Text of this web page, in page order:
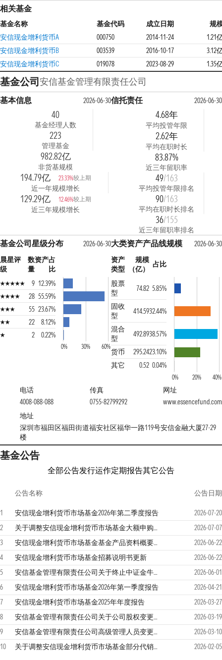
相关基金
基金名称 基金代码 成立日期
规
安信现金增利货币A
000750 2014-11-24
1.21
安信现金增利货币B
003539 2016-10-17
3.12
安信现金增利货币C
019078 2023-08-29 1.35
基金公司安信基金管理有限责任公司
基本信息 2026-06-30
40
基金经理人数
223
管理基金
982.82亿
非货基规模
194.79亿 23.33%较上期
近一年规模增长
129.29亿 12.46%较上期
近三年规模增长
信托责任 2026-06-30
4.68年
平均投管年限
2.62年
平均在职时长
83.87%
近三年留职率
49/163
平均投管年限排名
90/163
平均在职时长排名
36/155
近三年留职率排名
基金公司星级分布
2026-06-30
晨星评
级
数
量
资产占
比
9 12.39%
28 55.59%
55 23.67%
22
8.12%
2
0.22%
0% 30% 60%
大类资产产品线规模
2026-06-30
资产
类型
规模
（亿）
占比
股票
型
74.82 5.85%
固收
型
414.5932.44%
混合
型
492.8938.57%
货币
295.2423.10%
其它
0.52 0.04%
0% 20% 40%
电话
4008-088-088
传真
0755-82799292
网址
www.essencefund.com
地址
深圳市福田区福田街道福安社区福华一路119号安信金融大厦27-29
楼
基金公告
全部公告发行运作定期报告其它公告
公告名称 公告日期
1 安信现金增利货币市场基金2026年第二季度报告
2026-07-20
2
关于调整安信现金增利货币市场基金大额申购、大额转换转入及大额定期定额投资限额的公告
2026-07-07
3
安信现金增利货币市场基金基金产品资料概要更新
2026-06-22
4
安信现金增利货币市场基金招募说明书更新
2026-06-22
5
安信基金管理有限责任公司关于终止中证金牛（北京）基金销售有限公司办理本公司旗下基金相关销售业务的公告
2026-06-01
6
安信现金增利货币市场基金2026年第一季度报告
2026-04-21
7
安信现金增利货币市场基金2025年年度报告
2026-03-27
8
安信基金管理有限责任公司关于公司股权变更的公告
2026-03-19
9
安信基金管理有限责任公司高级管理人员变更公告
2026-03-10
10
关于调整安信现金增利货币市场基金部分代销渠道大额申购、大额转换转入及大额定期定额投资限额的公告 2026-02-05